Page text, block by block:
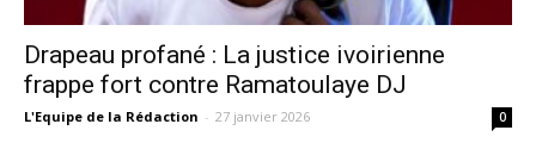
Drapeau profané : La justice ivoirienne
frappe fort contre Ramatoulaye DJ
L'Equipe de la Rédaction - 27 janvier 2026 0